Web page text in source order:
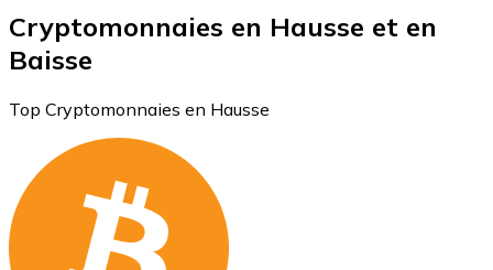
Cryptomonnaies en Hausse et en
Baisse
Top Cryptomonnaies en Hausse